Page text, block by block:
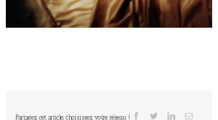
Partagez cet article, choisissez votre réseau !